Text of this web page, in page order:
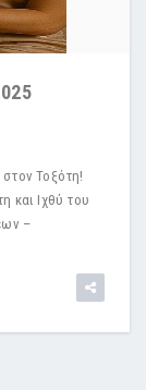
Τοξότη!
και Ιχθύ του
–